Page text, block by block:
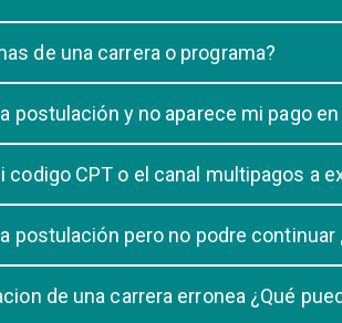
de una carrera o programa?
postulación y no aparece mi pago
su unidad de admisión e indicar que no se
codigo CPT o el canal multipagos a
postulación pero no podre
de una carrera erronea ¿Qué